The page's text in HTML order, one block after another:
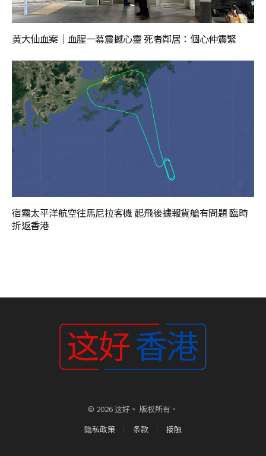
黃大仙血案│血腥一幕震撼心靈 死者鄰居：個心仲震緊
宿霧太平洋航空往馬尼拉客機 起飛後據報貨艙有問題 臨時
折返香港
© 2026 这好。 版权所有。
隐私政策
条款 接触